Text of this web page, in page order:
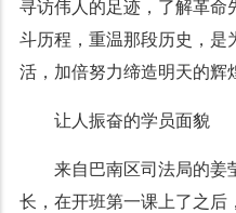
寻访伟人的足迹，了解革命
斗历程，重温那段历史，是
活，加倍努力缔造明天的辉
让人振奋的学员面貌
来自巴南区司法局的姜
长，在开班第一课上了之后